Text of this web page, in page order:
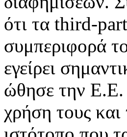
ότι τα third-
συμπεριφορά
εγείρει
ώθησε την Ε.Ε.
χρήση τους